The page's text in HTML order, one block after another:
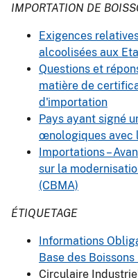
IMPORTATION DE
Exigences
alcoolisées aux
Questions et
matière de
d'importation
Pays ayant signé
œnologiques avec
Importations –
sur la
(CBMA)
ÉTIQUETAGE
Informations
Base des
Circulaire